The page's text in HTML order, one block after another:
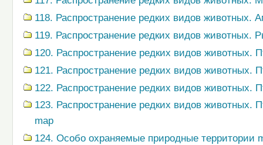
118. Распространение редких видов животных.
119. Распространение редких видов животных.
120. Распространение редких видов животных.
121. Распространение редких видов животных.
122. Распространение редких видов животных.
123. Распространение редких видов
map
124. Особо охраняемые природные территории